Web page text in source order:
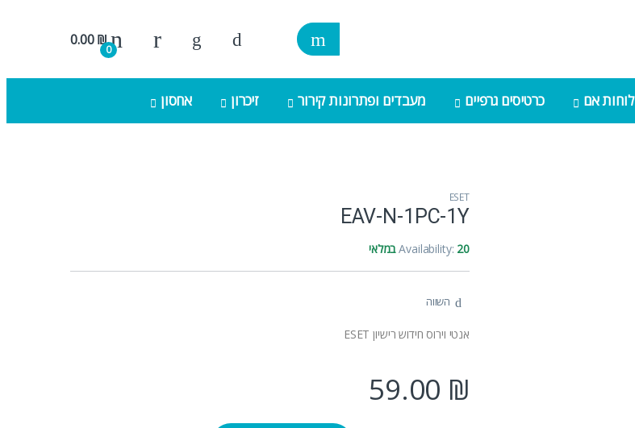
0
0.00₪
לוחות אם כרטיסים גרפיים מעבדים ופתרונות קירור זיכרון אחסון
ESET
EAV-N-1PC-1Y
Availability: 20 במלאי
השווה
אנטי וירוס חידוש רישיון ESET
59.00 ₪